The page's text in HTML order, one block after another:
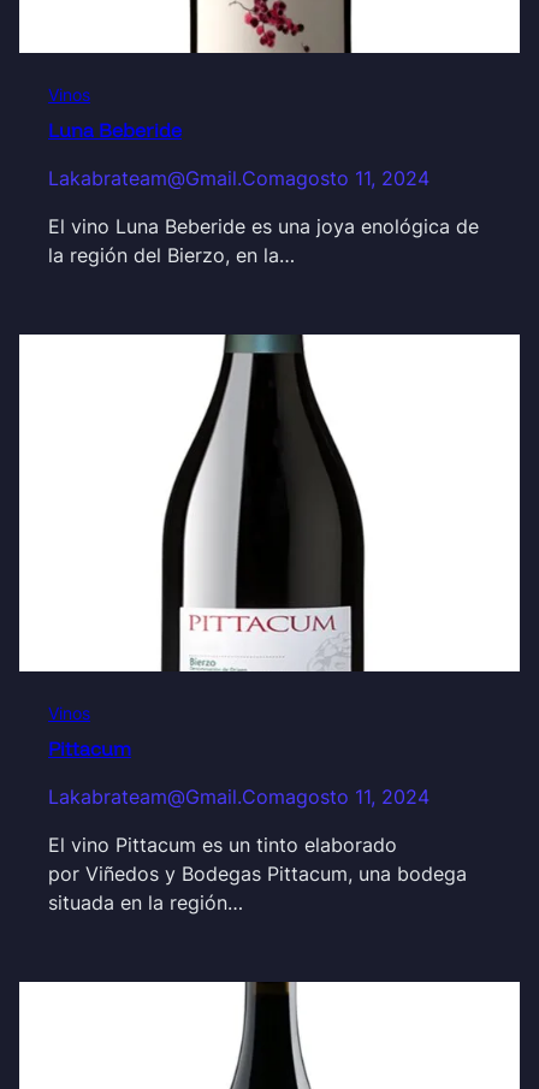
Vinos
Luna Beberide
Lakabrateam@gmail.comagosto 11, 2024
El vino Luna Beberide es una joya enológica de
la región del Bierzo, en la…
Vinos
Pittacum
Lakabrateam@gmail.comagosto 11, 2024
El vino Pittacum es un tinto elaborado
por Viñedos y Bodegas Pittacum, una bodega
situada en la región…